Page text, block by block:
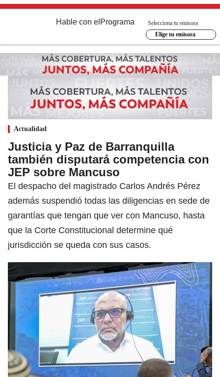
Hable con el Programa
Selecciona tu emisora
Elige tu emisora
Actualidad
Justicia y Paz de Barranquilla
también disputará competencia con
JEP sobre Mancuso
El despacho del magistrado Carlos Andrés Pérez
además suspendió todas las diligencias en sede de
garantías que tengan que ver con Mancuso, hasta
que la Corte Constitucional determine qué
jurisdicción se queda con sus casos.